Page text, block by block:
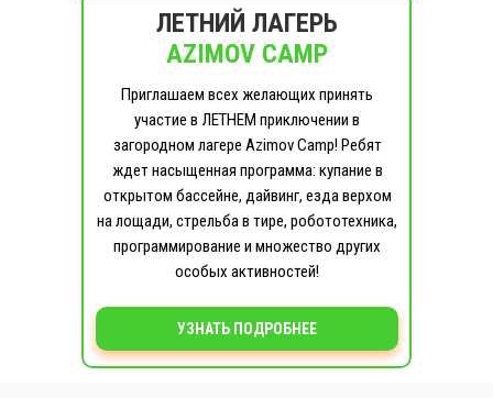
УЗНАТЬ ПОДРОБНЕЕ
ЛЕТНИЙ ЛАГЕРЬ
AZIMOV CAMP
Приглашаем всех желающих принять
участие в ЛЕТНЕМ приключении в
загородном лагере Azimov Camp! Ребят
ждет насыщенная программа: купание в
открытом бассейне, дайвинг, езда верхом
на лощади, стрельба в тире, робототехника,
программирование и множество других
особых активностей!